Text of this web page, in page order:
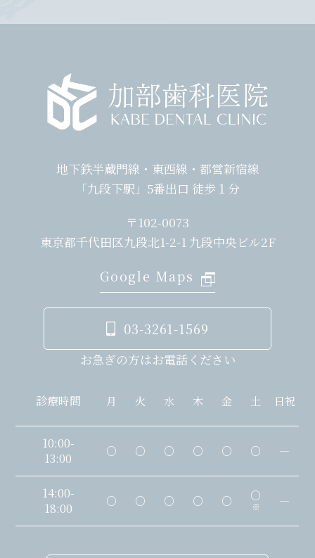
地下鉄半蔵門線・東西線・都営新宿線
「九段下駅」5番出口 徒歩１分
〒102-0073
東京都千代田区九段北1-2-1 九段中央ビル2F
Google Maps
03-3261-1569
お急ぎの方はお電話ください
診療時間 月 火 水 木 金 土 日祝
10:00-
13:00
○ ○ ○ ○ ○ ○ ―
14:00-
18:00
○ ○ ○ ○ ○ ○
※ ―